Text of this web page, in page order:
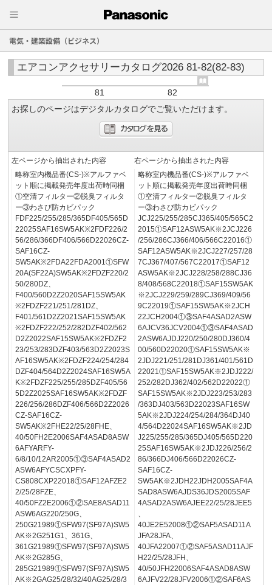
電気・建築設備（ビジネス）
エアコンアクセサリーカタログ2026 81-82(82-83)
81
82
お探しのページはデジタルカタログでご覧いただけます。
左ページから抽出された内容
略称室内機品番(CS-)※アルファベ
ット順に掲載発売年度出荷時同梱
①空清フィルター②脱臭フィルタ
ー③わさび防カビパック
FDF225/255/285/365DF405/565D
22025SAF16SW5AK※2FDF226/2
56/286/366DF406/566D22026CZ-
SAF16CZ-
SW5AK※2FDA22FDA2001①SFW
20A(SF22A)SW5AK※2FDZF220/2
50/280DZ、
F400/560D2Z2020SAF15SW5AK
※2FDZF221/251/281DZ、
F401/561D2Z2021SAF15SW5AK
※2FDZF222/252/282DZF402/562
D2Z2022SAF15SW5AK※2FDZF2
23/253/283DZF403/563D2Z2023S
AF16SW5AK※2FDZF224/254/284
DZF404/564D2Z2024SAF16SW5A
K※2FDZF225/255/285DZF405/56
5D2Z2025SAF16SW5AK※2FDZF
226/256/286DZF406/566D2Z2026
CZ-SAF16CZ-
SW5AK※2FHE22/25/28FHE、
40/50FH2E2006SAF4ASAD8ASW
6AFYARFY-
6/8/10/12AR2005①③SAF4ASAD2
ASW6AFYCSCXPFY-
CS808CXP22018①SAF12AFZE2
2/25/28FZE、
40/50FZ2E2006①②SAE8ASAD11
ASW6AG220/250G、
250G21989①SFW97(SF97A)SW5
AK※2G251G1、361G、
361G21989①SFW97(SF97A)SW5
AK※2G285G、
285G21989①SFW97(SF97A)SW5
AK※2GAG25/28/32/40AG25/28/3
右ページから抽出された内容
略称室内機品番(CS-)※アルファベ
ット順に掲載発売年度出荷時同梱
①空清フィルター②脱臭フィルタ
ー③わさび防カビパック
JCJ225/255/285CJ365/405/565C2
2015①SAF12ASW5AK※2JCJ226
/256/286CJ366/406/566C22016①
SAF12ASW5AK※2JCJ227/257/28
7CJ367/407/567C22017①SAF12
ASW5AK※2JCJ228/258/288CJ36
8/408/568C22018①SAF15SW5AK
※2JCJ229/259/289CJ369/409/56
9C22019①SAF15SW5AK※2JCH
22JCH2004①③SAF4ASAD2ASW
6AJCV36JCV2004①③SAF4ASAD
2ASW6AJDJ220/250/280DJ360/4
00/560D22020①SAF15SW5AK※
2JDJ221/251/281DJ361/401/561D
22021①SAF15SW5AK※2JDJ222/
252/282DJ362/402/562D22022①
SAF15SW5AK※2JDJ223/253/283
/363DJ403/563D22023SAF16SW
5AK※2JDJ224/254/284/364DJ40
4/564D22024SAF16SW5AK※2JD
J225/255/285/365DJ405/565D220
25SAF16SW5AK※2JDJ226/256/2
86/366DJ406/566D22026CZ-
SAF16CZ-
SW5AK※2JDH22JDH2005SAF4A
SAD8ASW6AJDS36JDS2005SAF
4ASAD2ASW6AJEE22/25/28JEE5
、
40JE2E52008①②SAF5ASAD11A
JFA28JFA、
40JFA22007①②SAF5ASAD11AJF
H22/25/28JFH、
40/50JFH22006SAF4ASAD8ASW
6AJFV22/28JFV2006①②SAF6AS